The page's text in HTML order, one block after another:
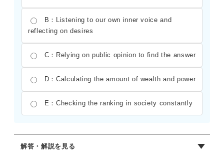
B：Listening to our own inner voice and
reflecting on desires
C：Relying on public opinion to find the answer
D：Calculating the amount of wealth and power
E：Checking the ranking in society constantly
解答・解説を見る